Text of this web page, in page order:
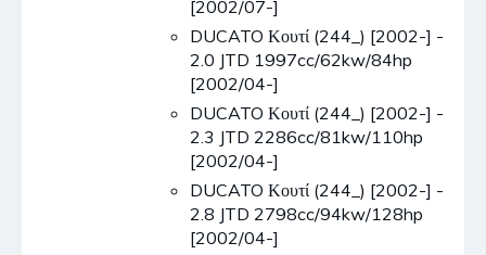
[2002/07-]
DUCATO Κουτί (244_) [2002-] -
2.0 JTD 1997cc/62kw/84hp
[2002/04-]
DUCATO Κουτί (244_) [2002-] -
2.3 JTD 2286cc/81kw/110hp
[2002/04-]
DUCATO Κουτί (244_) [2002-] -
2.8 JTD 2798cc/94kw/128hp
[2002/04-]